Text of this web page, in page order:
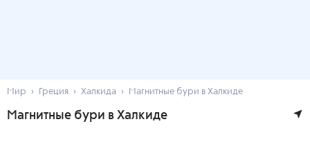
Мир Греция Халкида Магнитные бури в Халкиде
Магнитные бури в Халкиде